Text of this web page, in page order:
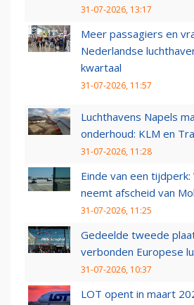
31-07-2026, 13:17
Meer passagiers en
Nederlandse
kwartaal
31-07-2026, 11:57
Luchthavens Napels
onderhoud: KLM en
31-07-2026, 11:28
Einde van een
neemt afscheid van
31-07-2026, 11:25
Gedeelde tweede
verbonden Europese
31-07-2026, 10:37
LOT opent in maart